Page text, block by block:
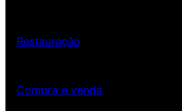
Restauração
Compra e venda